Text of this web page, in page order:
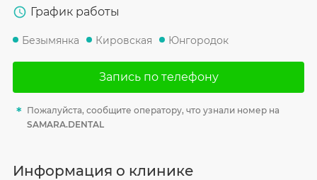
График работы
Безымянка Кировская Юнгородок
Запись по телефону
Пожалуйста, сообщите оператору, что узнали номер на
SAMARA.DENTAL
Информация о клинике